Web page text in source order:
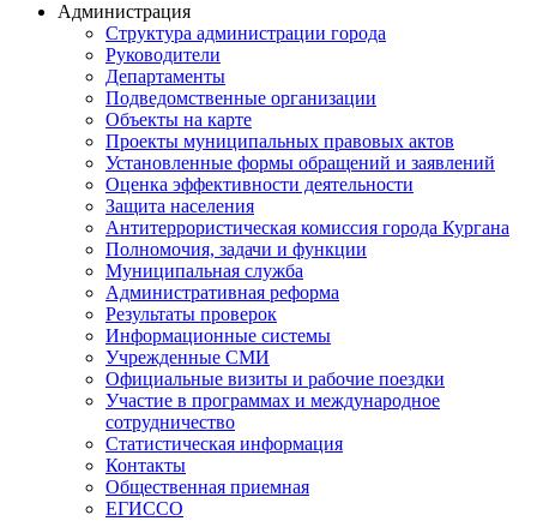
Администрация
Структура администрации города
Руководители
Департаменты
Подведомственные организации
Объекты на карте
Проекты муниципальных правовых актов
Установленные формы обращений и заявлений
Оценка эффективности деятельности
Защита населения
Антитеррористическая комиссия города Кургана
Полномочия, задачи и функции
Муниципальная служба
Административная реформа
Результаты проверок
Информационные системы
Учрежденные СМИ
Официальные визиты и рабочие поездки
Участие в программах и международное
сотрудничество
Статистическая информация
Контакты
Общественная приемная
ЕГИССО